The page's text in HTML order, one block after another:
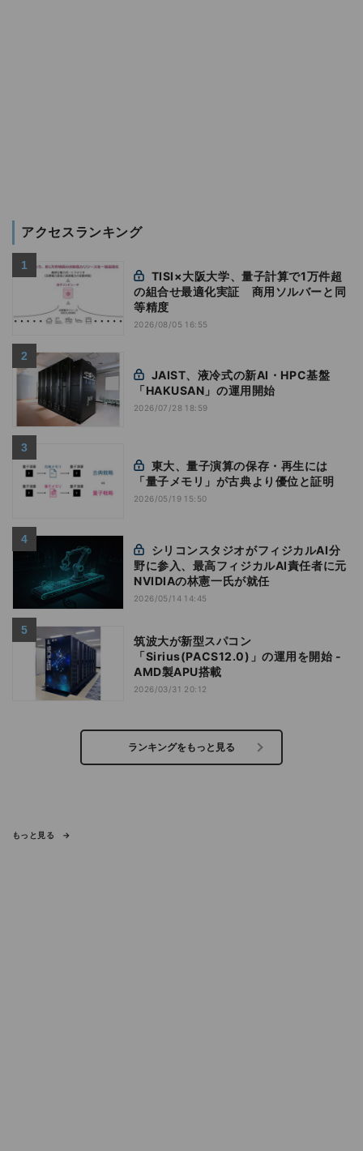
アクセスランキング
の組合せ最適化実証 商用ソルバーと同
等精度
2026/08/05 16:55
「HAKUSAN」の運用開始
2026/07/28 18:59
「量子メモリ」が古典より優位と証明
2026/05/19 15:50
野に参入、最高フィジカルAI責任者に元
NVIDIAの林憲一氏が就任
2026/05/14 14:45
筑波大が新型スパコン
「Sirius(PACS12.0)」の運用を開始 -
AMD製APU搭載
2026/03/31 20:12
ランキングをもっと見る
もっと見る